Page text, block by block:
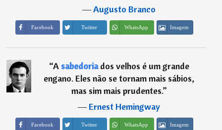
―Augusto Branco
Facebook Twitter WhatsApp Imagem
“A sabedoriados velhos é um grande
engano. Eles não se tornam mais sábios,
mas sim mais prudentes.”
―Ernest Hemingway
Facebook Twitter WhatsApp Imagem